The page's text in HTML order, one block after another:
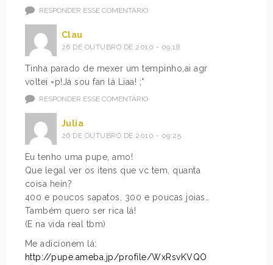
RESPONDER ESSE COMENTÁRIO
Clau
26 DE OUTUBRO DE 2010 - 09:18
Tinha parado de mexer um tempinho,ai agr
voltei =p!Já sou fan lá Liaa! ;*
RESPONDER ESSE COMENTÁRIO
Julia
26 DE OUTUBRO DE 2010 - 09:25
Eu tenho uma pupe, amo!
Que legal ver os itens que vc tem, quanta
coisa hein?
400 e poucos sapatos, 300 e poucas joias…
Também quero ser rica lá!
(E na vida real tbm)
Me adicionem lá:
http://pupe.ameba.jp/profile/WxRsvKVQO